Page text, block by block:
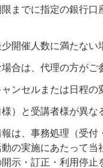
までに指定の銀行
開催人数に満たない
合は、代理の方がご
ンセルまたは日程
）と受講者様が異
は、事務処理（受
の実施にあたって
示・訂正・利用停